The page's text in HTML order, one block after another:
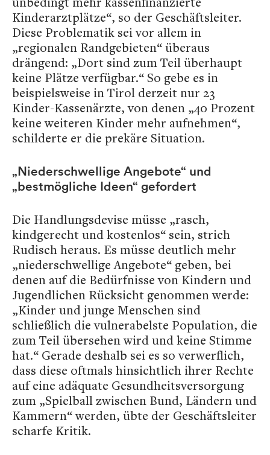
Kinderarztplätze“, so der Geschäftsleiter.
Diese Problematik sei vor allem in
„regionalen Randgebieten“ überaus
drängend: „Dort sind zum Teil überhaupt
keine Plätze verfügbar.“ So gebe es in
beispielsweise in Tirol derzeit nur 23
Kinder-Kassenärzte, von denen „40 Prozent
keine weiteren Kinder mehr aufnehmen“,
schilderte er die prekäre Situation.
„Niederschwellige Angebote“ und
„bestmögliche Ideen“ gefordert
Die Handlungsdevise müsse „rasch,
kindgerecht und kostenlos“ sein, strich
Rudisch heraus. Es müsse deutlich mehr
„niederschwellige Angebote“ geben, bei
denen auf die Bedürfnisse von Kindern und
Jugendlichen Rücksicht genommen werde:
„Kinder und junge Menschen sind
schließlich die vulnerabelste Population, die
zum Teil übersehen wird und keine Stimme
hat.“ Gerade deshalb sei es so verwerflich,
dass diese oftmals hinsichtlich ihrer Rechte
auf eine adäquate Gesundheitsversorgung
zum „Spielball zwischen Bund, Ländern und
Kammern“ werden, übte der Geschäftsleiter
scharfe Kritik.